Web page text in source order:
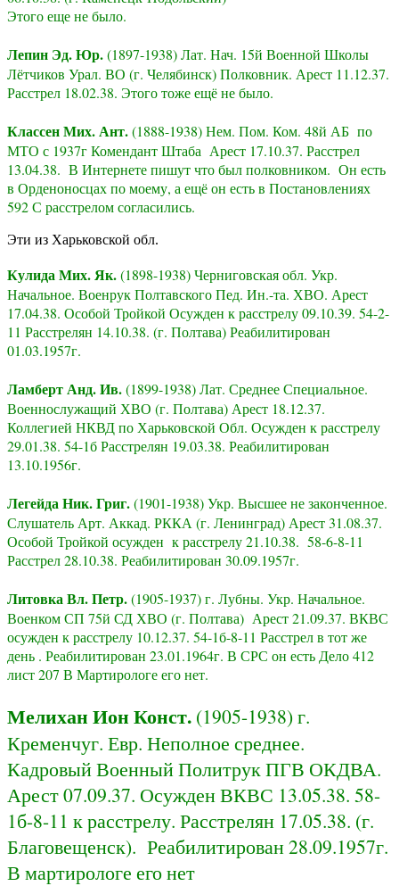
Этого еще не было.
Лепин Эд. Юр.(1897-1938) Лат. Нач. 15й Военной Школы
Лётчиков Урал. ВО (г. Челябинск) Полковник. Арест 11.12.37.
Расстрел 18.02.38. Этого тоже ещё не было.
Классен Мих. Ант.(1888-1938) Нем. Пом. Ком. 48й АБ по
МТО с 1937г Комендант Штаба Арест 17.10.37. Расстрел
13.04.38. В Интернете пишут что был полковником. Он есть
в Орденоносцах по моему, а ещё он есть в Постановлениях
592 С расстрелом согласились.
Эти из Харьковской обл.
Кулида Мих. Як.(1898-1938) Черниговская обл. Укр.
Начальное. Военрук Полтавского Пед. Ин.-та. ХВО. Арест
17.04.38. Особой Тройкой Осужден к расстрелу 09.10.39. 54-2-
11 Расстрелян 14.10.38. (г. Полтава) Реабилитирован
01.03.1957г.
Ламберт Анд. Ив.(1899-1938) Лат. Среднее Специальное.
Военнослужащий ХВО (г. Полтава) Арест 18.12.37.
Коллегией НКВД по Харьковской Обл. Осужден к расстрелу
29.01.38. 54-1б Расстрелян 19.03.38. Реабилитирован
13.10.1956г.
Легейда Ник. Григ.(1901-1938) Укр. Высшее не законченное.
Слушатель Арт. Аккад. РККА (г. Ленинград) Арест 31.08.37.
Особой Тройкой осужден к расстрелу 21.10.38. 58-6-8-11
Расстрел 28.10.38. Реабилитирован 30.09.1957г.
Литовка Вл. Петр.(1905-1937) г. Лубны. Укр. Начальное.
Военком СП 75й СД ХВО (г. Полтава) Арест 21.09.37. ВКВС
осужден к расстрелу 10.12.37. 54-1б-8-11 Расстрел в тот же
день . Реабилитирован 23.01.1964г. В СРС он есть Дело 412
лист 207 В Мартирологе его нет.
Мелихан Ион Конст. (1905-1938) г.
Кременчуг. Евр. Неполное среднее.
Кадровый Военный Политрук ПГВ ОКДВА.
Арест 07.09.37. Осужден ВКВС 13.05.38. 58-
1б-8-11 к расстрелу. Расстрелян 17.05.38. (г.
Благовещенск). Реабилитирован 28.09.1957г.
В мартирологе его нет